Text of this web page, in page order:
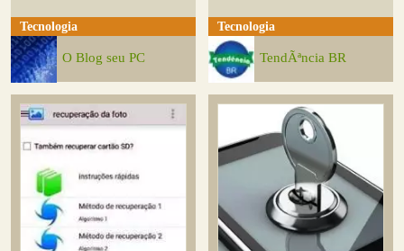
Tecnologia
O Blog seu PC
Tecnologia
TendÃªncia BR